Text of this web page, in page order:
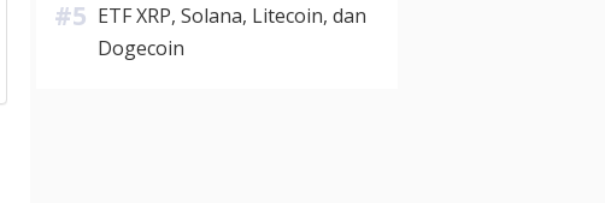
ETF XRP, Solana, Litecoin, dan
Dogecoin